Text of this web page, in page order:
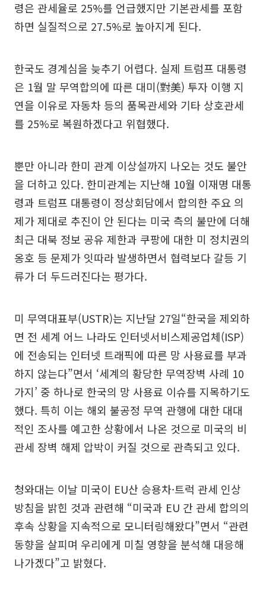
령은 관세율로 25%를 언급했지만 기본관세를 포함
하면 실질적으로 27.5%로 높아지게 된다.
한국도 경계심을 늦추기 어렵다. 실제 트럼프 대통령
은 1월 말 무역합의에 따른 대미(對美) 투자 이행 지
연을 이유로 자동차 등의 품목관세와 기타 상호관세
를 25%로 복원하겠다고 위협했다.
뿐만 아니라 한미 관계 이상설까지 나오는 것도 불안
을 더하고 있다. 한미관계는 지난해 10월 이재명 대통
령과 트럼프 대통령이 정상회담에서 합의한 주요 의
제가 제대로 추진이 안 된다는 미국 측의 불만에 더해
최근 대북 정보 공유 제한과 쿠팡에 대한 미 정치권의
옹호 등 문제가 잇따라 발생하면서 협력보다 갈등 기
류가 더 두드러진다는 평가다.
미 무역대표부(USTR)는 지난달 27일“한국을 제외하
면 전 세계 어느 나라도 인터넷서비스제공업체(ISP)
에 전송되는 인터넷 트래픽에 따른 망 사용료를 부과
하지 않는다”면서 ‘세계의 황당한 무역장벽 사례 10
가지’ 중 하나로 한국의 망 사용료 이슈를 지목하기도
했다. 특히 이는 해외 불공정 무역 관행에 대한 대대
적인 조사를 예고한 상황에서 나온 것으로 미국의 비
관세 장벽 해제 압박이 커질 것으로 관측되고 있다.
청와대는 이날 미국이 EU산 승용차·트럭 관세 인상
방침을 밝힌 것과 관련해 “미국과 EU 간 관세 합의의
후속 상황을 지속적으로 모니터링해왔다”면서 “관련
동향을 살피며 우리에게 미칠 영향을 분석해 대응해
나가겠다”고 밝혔다.